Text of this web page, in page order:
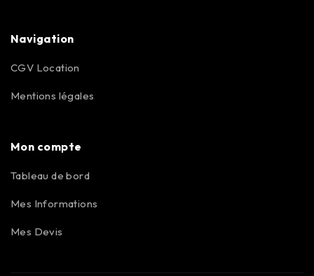
Navigation
CGV Location
Mentions légales
Mon compte
Tableau de bord
Mes Informations
Mes Devis